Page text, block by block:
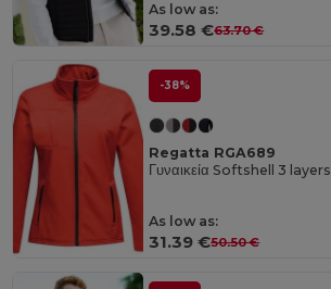
As low as:
39.58 €63.70 €
-38%
Regatta RGA689
Γυναικεία Softshell 3 layers
As low as:
31.39 €50.50 €